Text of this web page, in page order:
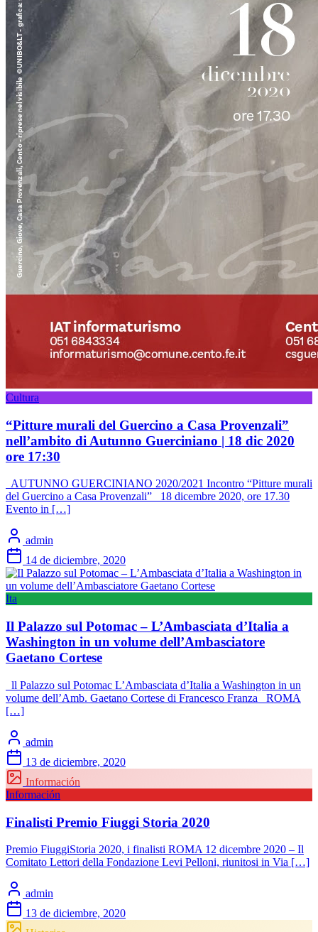
Cultura
“Pitture murali del Guercino a Casa Provenzali”
nell’ambito di Autunno Guerciniano | 18 dic 2020
ore 17:30
AUTUNNO GUERCINIANO 2020/2021 Incontro “Pitture murali
del Guercino a Casa Provenzali” 18 dicembre 2020, ore 17.30
Evento in […]
admin
14 de diciembre, 2020
Ita
Il Palazzo sul Potomac – L’Ambasciata d’Italia a
Washington in un volume dell’Ambasciatore
Gaetano Cortese
ll Palazzo sul Potomac L’Ambasciata d’Italia a Washington in un
volume dell’Amb. Gaetano Cortese di Francesco Franza ROMA
[…]
admin
13 de diciembre, 2020
Información
Información
Finalisti Premio Fiuggi Storia 2020
Premio FiuggiStoria 2020, i finalisti ROMA 12 dicembre 2020 – Il
Comitato Lettori della Fondazione Levi Pelloni, riunitosi in Via […]
admin
13 de diciembre, 2020